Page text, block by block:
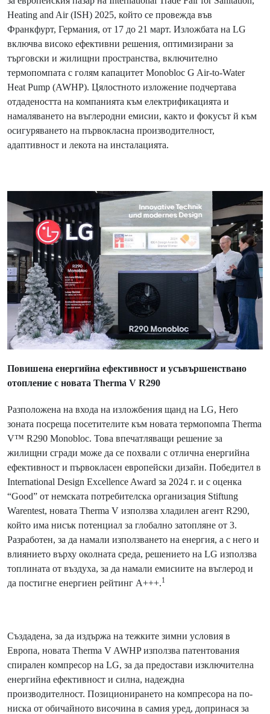
Heating and Air (ISH) 2025, който се провежда във
Франкфурт, Германия, от 17 до 21 март. Изложбата на LG
включва високо ефективни решения, оптимизирани за
търговски и жилищни пространства, включително
термопомпата с голям капацитет Monobloc G Air-to-Water
Heat Pump (AWHP). Цялостното изложение подчертава
отдадеността на компанията към електрификацията и
намаляването на въглеродни емисии, както и фокусът й към
осигуряването на първокласна производителност,
адаптивност и лекота на инсталацията.
Повишена енергийна ефективност и усъвършенствано
отопление с новата Therma V R290
Разположена на входа на изложбения щанд на LG, Hero
зоната посреща посетителите към новата термопомпа Therma
V™ R290 Monobloc. Това впечатляващи решение за
жилищни сгради може да се похвали с отлична енергийна
ефективност и първокласен европейски дизайн. Победител в
International Design Excellence Award за 2024 г. и с оценка
“Good” от немската потребителска организация Stiftung
Warentest, новата Therma V използва хладилен агент R290,
който има нисък потенциал за глобално затопляне от 3.
Разработен, за да намали използването на енергия, а с него и
влиянието върху околната среда, решението на LG използва
топлината от въздуха, за да намали емисиите на въглерод и
да постигне енергиен рейтинг A+++.1
Създадена, за да издържа на тежките зимни условия в
Европа, новата Therma V AWHP използва патентования
спирален компресор на LG, за да предостави изключителна
енергийна ефективност и силна, надеждна
производителност. Позиционирането на компресора на по-
ниска от обичайното височина в самия уред, допринася за